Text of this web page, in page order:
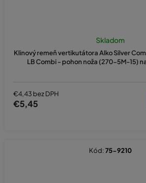
Klinový remeň vertikutátora Alko Silver
LB Combi - pohon noža (270-5M-15)
Skladom
€4,43 bez DPH
€5,45
Kód:75-9210